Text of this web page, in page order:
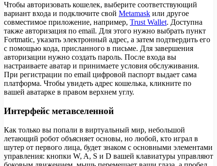
Чтобы авторизовать кошелек, выберите соответствующий
вариант входа и подключите свой Metamask или другое
совместимое приложение, например, Trust Wallet. Доступна
также авторизация по email. Для этого нужно выбрать пункт
Fortmatic, указать электронный адрес, а затем подтвердить его
с помощью кода, присланного в письме. Для завершения
авторизации нужно создать пароль. После входа вы
настраиваете аватар и принимаете условия обслуживания.
При регистрации по email цифровой паспорт выдает сама
платформа. Чтобы увидеть адрес кошелька, кликните по
вашей аватарке в правом верхнем углу.
Интерфейс метавселенной
Как только вы попали в виртуальный мир, небольшой
летающий робот объясняет основы, но любой, кто играл в
шутер от первого лица, будет знаком с основными элементами
управления: кнопки W, A, S и D вашей клавиатуры управляют